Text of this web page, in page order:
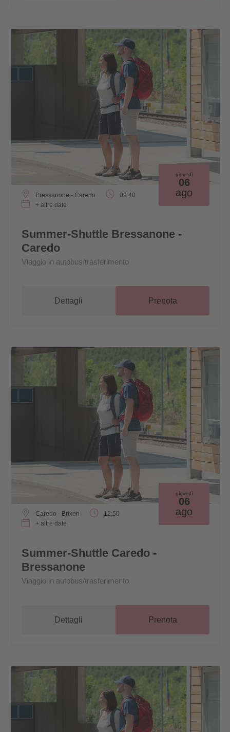
giovedì
06
ago
Bressanone - Caredo
09:40
+ altre date
Summer-Shuttle Bressanone -
Caredo
Viaggio in autobus/trasferimento
Dettagli Prenota
giovedì
06
ago
Caredo - Brixen
12:50
+ altre date
Summer-Shuttle Caredo -
Bressanone
Viaggio in autobus/trasferimento
Dettagli Prenota